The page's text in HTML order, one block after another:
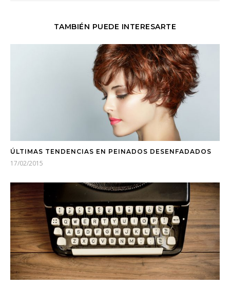
TAMBIÉN PUEDE INTERESARTE
ÚLTIMAS TENDENCIAS EN PEINADOS DESENFADADOS
17/02/2015